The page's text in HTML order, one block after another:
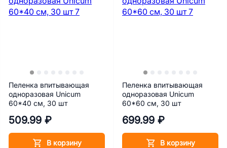
Пеленка впитывающая
одноразовая Unicum
60*40 см, 30 шт
509.99 ₽
В корзину
Пеленка впитывающая
одноразовая Unicum
60*60 см, 30 шт
699.99 ₽
В корзину